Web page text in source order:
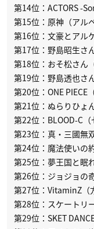
第14位：ACTORS -
第15位：原神（アル
第16位：文豪とアル
第17位：野島昭生さ
第18位：おそ松さん
第19位：野島透也さ
第20位：ONE PIECE
第21位：ぬらりひょ
第22位：BLOOD-C
第23位：真・三國無
第24位：魔法使いの
第25位：夢王国と眠
第26位：ジョジョの
第27位：VitaminZ（
第28位：スケートリ
第29位：SKET